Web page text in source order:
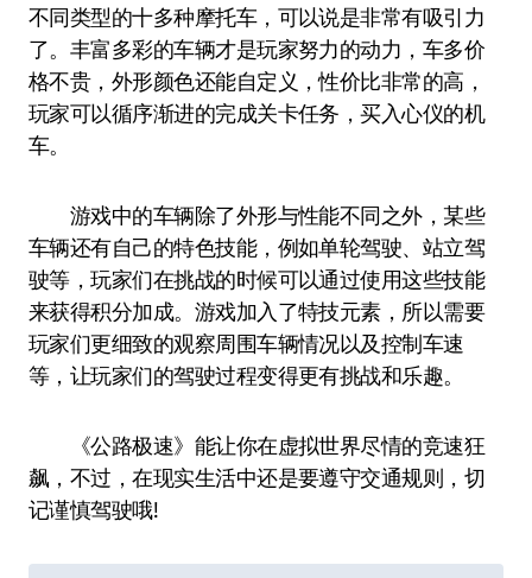
不同类型的十多种摩托车，可以说是非常有吸引力
了。丰富多彩的车辆才是玩家努力的动力，车多价
格不贵，外形颜色还能自定义，性价比非常的高，
玩家可以循序渐进的完成关卡任务，买入心仪的机
车。
游戏中的车辆除了外形与性能不同之外，某些
车辆还有自己的特色技能，例如单轮驾驶、站立驾
驶等，玩家们在挑战的时候可以通过使用这些技能
来获得积分加成。游戏加入了特技元素，所以需要
玩家们更细致的观察周围车辆情况以及控制车速
等，让玩家们的驾驶过程变得更有挑战和乐趣。
《公路极速》能让你在虚拟世界尽情的竞速狂
飙，不过，在现实生活中还是要遵守交通规则，切
记谨慎驾驶哦!